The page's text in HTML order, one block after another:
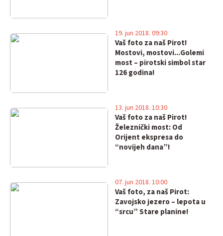
Vaš foto za naš Pirot!
Mostovi, mostovi...Golemi
most – pirotski simbol star
126 godina!
19. jun 2018. 09:30
Vaš foto za naš Pirot!
Železnički most: Od
Orijent ekspresa do
“novijeh dana”!
13. jun 2018. 10:30
Vaš foto, za naš Pirot:
Zavojsko jezero – lepota u
“srcu” Stare planine!
07. jun 2018. 10:00